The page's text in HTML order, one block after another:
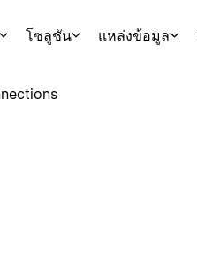
โซลูชัน แหล่งข้อมูล